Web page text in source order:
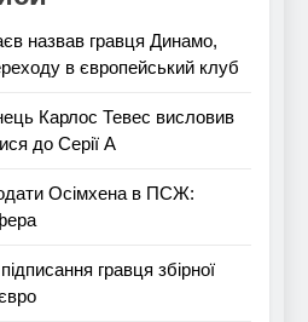
назвав гравця Динамо,
в європейський клуб
Карлос Тевес висловив
до Серії А
Осімхена в ПСЖ:
гравця збірної